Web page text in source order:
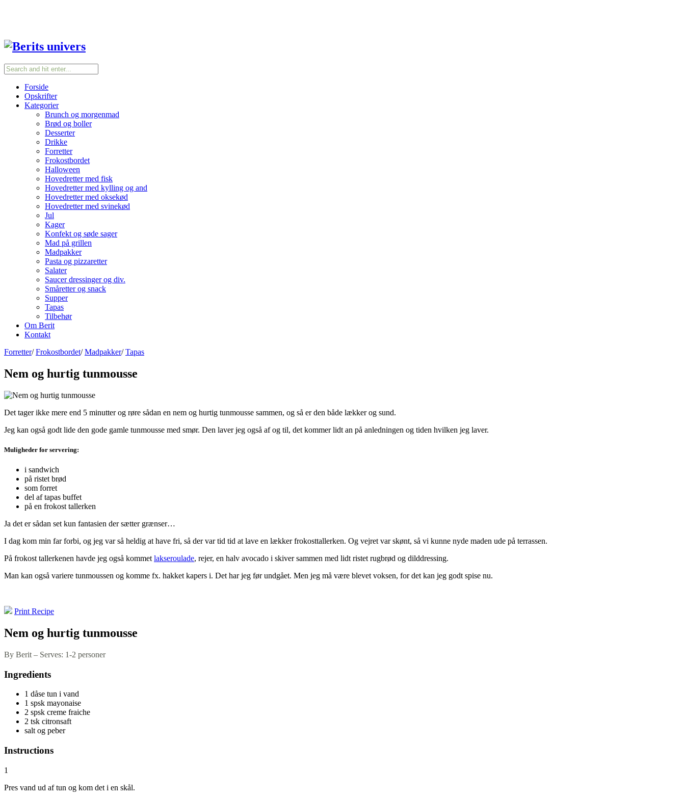
Forside
Opskrifter
Kategorier
Brunch og morgenmad
Brød og boller
Desserter
Drikke
Forretter
Frokostbordet
Halloween
Hovedretter med fisk
Hovedretter med kylling og and
Hovedretter med oksekød
Hovedretter med svinekød
Jul
Kager
Konfekt og søde sager
Mad på grillen
Madpakker
Pasta og pizzaretter
Salater
Saucer dressinger og div.
Småretter og snack
Supper
Tapas
Tilbehør
Om Berit
Kontakt
Forretter/ Frokostbordet/ Madpakker/ Tapas
Nem og hurtig tunmousse
Det tager ikke mere end 5 minutter og røre sådan en nem og hurtig tunmousse sammen, og så er den både lækker og sund.
Jeg kan også godt lide den gode gamle tunmousse med smør. Den laver jeg også af og til, det kommer lidt an på anledningen og tiden hvilken jeg laver.
Muligheder for servering:
i sandwich
på ristet brød
som forret
del af tapas buffet
på en frokost tallerken
Ja det er sådan set kun fantasien der sætter grænser…
I dag kom min far forbi, og jeg var så heldig at have fri, så der var tid tid at lave en lækker frokosttallerken. Og vejret var skønt, så vi kunne nyde maden ude på terrassen.
På frokost tallerkenen havde jeg også kommet lakseroulade, rejer, en halv avocado i skiver sammen med lidt ristet rugbrød og dilddressing.
Man kan også variere tunmoussen og komme fx. hakket kapers i. Det har jeg før undgået. Men jeg må være blevet voksen, for det kan jeg godt spise nu.
Print Recipe
Nem og hurtig tunmousse
By Berit – Serves: 1-2 personer
Ingredients
1 dåse tun i vand
1 spsk mayonaise
2 spsk creme fraiche
2 tsk citronsaft
salt og peber
Instructions
1
Pres vand ud af tun og kom det i en skål.